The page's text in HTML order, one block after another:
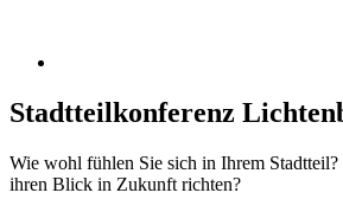
Stadtteilkonferenz
Wie wohl fühlen Sie sich in Ihrem
ihren Blick in Zukunft richten?